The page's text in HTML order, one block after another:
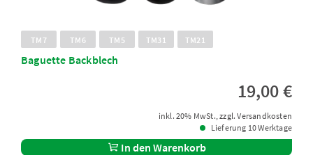
TM7 TM6 TM5 TM31 TM21
Baguette Backblech
19,00 €
inkl. 20% MwSt., zzgl. Versandkosten
Lieferung 10 Werktage
In den Warenkorb